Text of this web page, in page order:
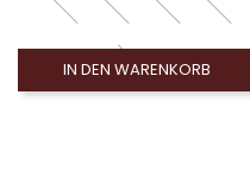
IN DEN WARENKORB